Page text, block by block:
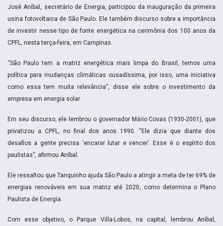
José Aníbal, secretário de Energia, participou da inauguração da primeira
usina fotovoltaica de São Paulo. Ele também discurso sobre a importância
de investir nesse tipo de fonte energética na cerimônia dos 100 anos da
CPFL, nesta terça-feira, em Campinas.
“São Paulo tem a matriz energética mais limpa do Brasil, temos uma
política para mudanças climáticas ousadíssima, por isso, uma iniciativa
como essa tem muita relevância”, disse ele sobre o investimento da
empresa em energia solar.
Em seu discurso, ele lembrou o governador Mário Covas (1930-2001), que
privatizou a CPFL, no final dos anos 1990. “Ele dizia que diante dos
desafios a gente precisa ‘encarar lutar e vencer’. Esse é o espírito dos
paulistas”, afirmou Aníbal.
Ele ressaltou que Tanquinho ajuda São Paulo a atingir a meta de ter 69% de
energias renováveis em sua matriz até 2020, como determina o Plano
Paulista de Energia.
Com esse objetivo, o Parque Villa-Lobos, na capital, lembrou Aníbal,